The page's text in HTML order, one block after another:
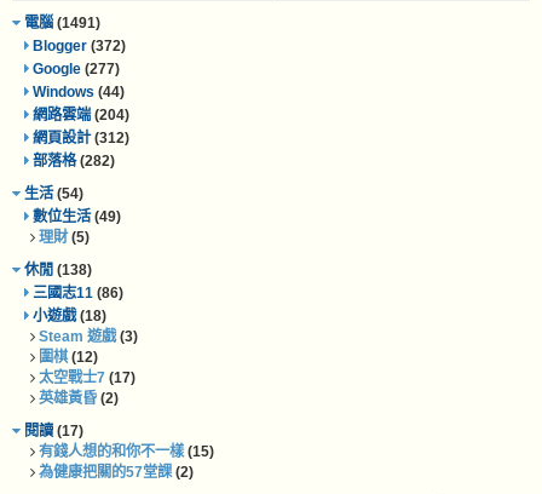
電腦 (1491)
Blogger (372)
Google (277)
Windows (44)
網路雲端(204)
網頁設計(312)
部落格(282)
生活(54)
數位生活(49)
理財(5)
休閒 (138)
三國志11 (86)
小遊戲(18)
Steam 遊戲(3)
圍棋(12)
太空戰士7 (17)
英雄黃昏 (2)
閱讀 (17)
有錢人想的和你不一樣(15)
為健康把關的57堂課(2)